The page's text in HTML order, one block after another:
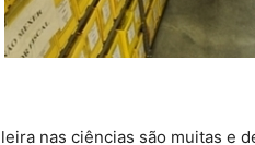
nas ciências são muitas e